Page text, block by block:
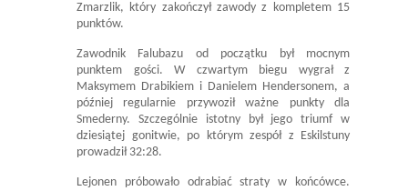
Zmarzlik, który zakończył zawody z kompletem 15
punktów.
Zawodnik Falubazu od początku był mocnym
punktem gości. W czwartym biegu wygrał z
Maksymem Drabikiem i Danielem Hendersonem, a
później regularnie przywoził ważne punkty dla
Smederny. Szczególnie istotny był jego triumf w
dziesiątej gonitwie, po którym zespół z Eskilstuny
prowadził 32:28.
Lejonen próbowało odrabiać straty w końcówce.